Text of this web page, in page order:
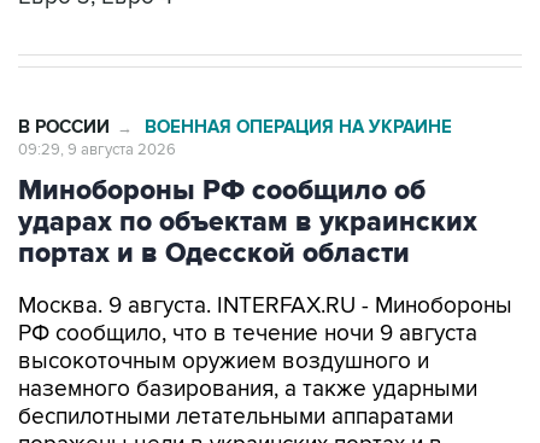
Минобороны РФ сообщило об
ударах по объектам в украинских
портах и в Одесской области
Москва. 9 августа. INTERFAX.RU - Минобороны
высокоточным оружием воздушного и
наземного базирования, а также ударными
беспилотными летательными аппаратами
поражены цели в украинских портах и в
Одесской области.